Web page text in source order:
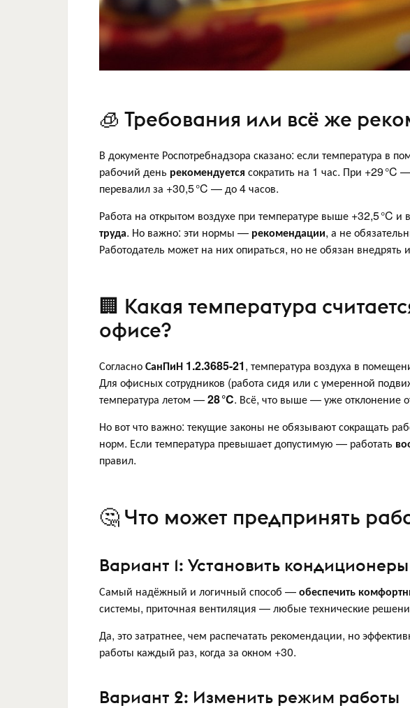
🧊 Требования или всё же
В документе Роспотребнадзора сказано: если температура в
рабочий день рекомендуется сократить на 1 час. При +29 °C
перевалил за +30,5 °C — до 4 часов.
Работа на открытом воздухе при температуре выше +32,5 °C и
труда. Но важно: эти нормы — рекомендации, а не
Работодатель может на них опираться, но не обязан внедрять
🏢 Какая температура
офисе?
СогласноСанПиН 1.2.3685-21, температура воздуха в
Для офисных сотрудников (работа сидя или с умеренной
температура летом —28 °C. Всё, что выше — уже отклонение
Но вот что важно: текущие законы не обязывают сокращать
норм. Если температура превышает допустимую — работать
правил.
🤔 Что может предпринять
Вариант 1: Установить кондиционеры
Самый надёжный и логичный способ —обеспечить
системы, приточная вентиляция — любые технические
Да, это затратнее, чем распечатать рекомендации, но
работы каждый раз, когда за окном +30.
Вариант 2: Изменить режим работы